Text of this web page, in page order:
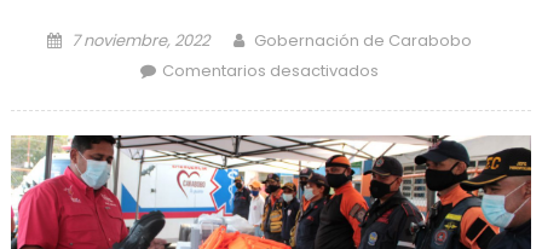
Posted on
7 noviembre, 2022 Author
Gobernación de Carabobo
Comentarios desactivados
Carabobo nuestras
mujeres van a
sentirse seguras